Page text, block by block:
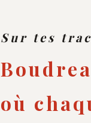
Sur tes
où